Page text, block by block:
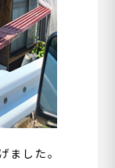
ました。